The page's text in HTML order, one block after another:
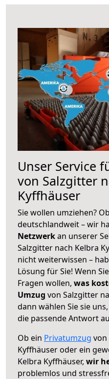
Unser Service
von Salzgitter
Kyffhäuser
Sie wollen umziehen?
deutschlandweit – wir
Netzwerkan unserer
Salzgitter nach Kelbra
nicht weiterwissen –
Lösung für Sie! Wenn
Fragen wollen, was
Umzug von Salzgitter
dann wählen Sie sie
die passende Antwort
Ob ein Privatumzug von
Kyffhäuser oder ein
Kelbra Kyffhäuser, wir
problemlos und